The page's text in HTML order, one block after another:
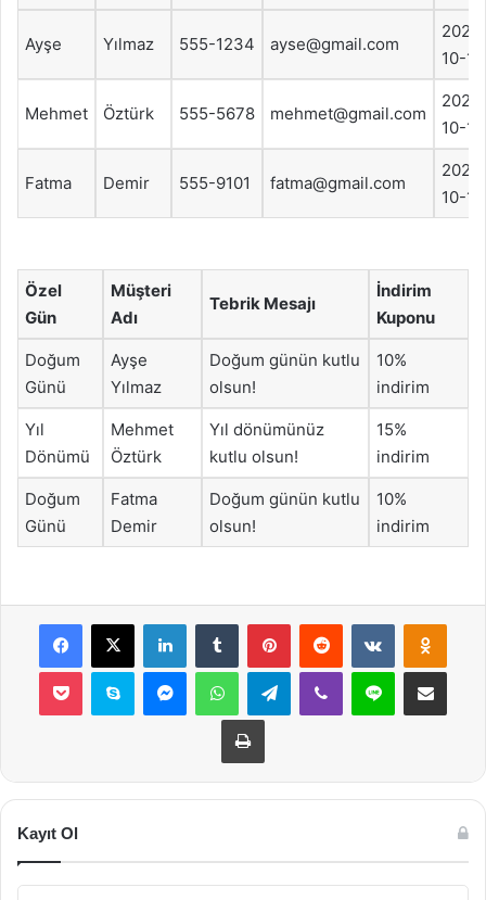
Ayşe Yılmaz 555-1234 ayse@gmail.com
10-15
Mehmet Öztürk 555-5678 mehmet@gmail.com
10-12
Fatma Demir 555-9101 fatma@gmail.com
10-10
Özel
Gün
Müşteri
Adı
Tebrik Mesajı
İndirim
Kuponu
Doğum
Günü
Ayşe
Yılmaz
Doğum günün kutlu
olsun!
10%
indirim
Yıl
Dönümü
Mehmet
Öztürk
Yıl dönümünüz
kutlu olsun!
15%
indirim
Doğum
Günü
Fatma
Demir
Doğum günün kutlu
olsun!
10%
indirim
Facebook
X LinkedInTumblr PinterestReddit VKontakte
Pocket Skype MessengerWhatsAppTelegramViber Line E-Posta ile
Yazdır
Kayıt Ol